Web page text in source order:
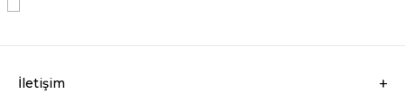
İletişim